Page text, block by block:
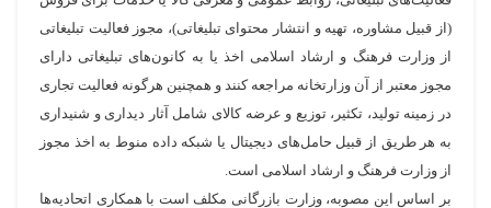
(از قبیل مشاوره، تهیه و انتشار محتوای تبلیغاتی)، مجوز فعالیت تبلیغاتی
از وزارت فرهنگ و ارشاد اسلامی اخذ یا به کانون‌های تبلیغاتی دارای
مجوز معتبر از آن وزارتخانه مراجعه کنند و همچنین هرگونه فعالیت تجاری
در زمینه تولید، تکثیر، توزیع و عرضه کالای شامل آثار دیداری و شنیداری
به هر طریق از قبیل حامل‌های دیجیتال یا شبکه داده منوط به اخذ مجوز
از وزارت فرهنگ و ارشاد اسلامی است.
بر اساس این مصوبه، وزارت بازرگانی مکلف است با همکاری اتحادیه‌ها